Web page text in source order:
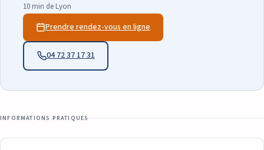
10 min de Lyon
Prendre rendez-vous en ligne
04 72 37 17 31
INFORMATIONS PRATIQUES